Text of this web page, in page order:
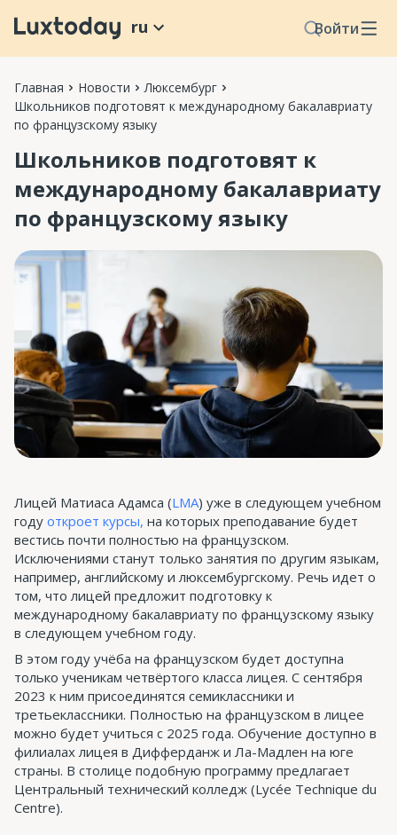
Войти
ru
Главная Новости
Люксембург
Школьников подготовят к международному бакалавриату
по французскому языку
Школьников подготовят к
международному бакалавриату
по французскому языку
Лицей Матиаса Адамса (LMA) уже в следующем учебном
году откроет курсы, на которых преподавание будет
вестись почти полностью на французском.
Исключениями станут только занятия по другим языкам,
например, английскому и люксембургскому. Речь идет о
том, что лицей предложит подготовку к
международному бакалавриату по французскому языку
в следующем учебном году.
В этом году учёба на французском будет доступна
только ученикам четвёртого класса лицея. С сентября
2023 к ним присоединятся семиклассники и
третьеклассники. Полностью на французском в лицее
можно будет учиться с 2025 года. Обучение доступно в
филиалах лицея в Дифферданж и Ла-Мадлен на юге
страны. В столице подобную программу предлагает
Центральный технический колледж (Lycée Technique du
Centre).